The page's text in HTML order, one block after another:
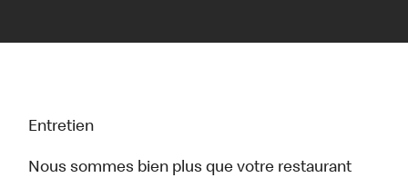
Entretien
Nous sommes bien plus que votre restaurant